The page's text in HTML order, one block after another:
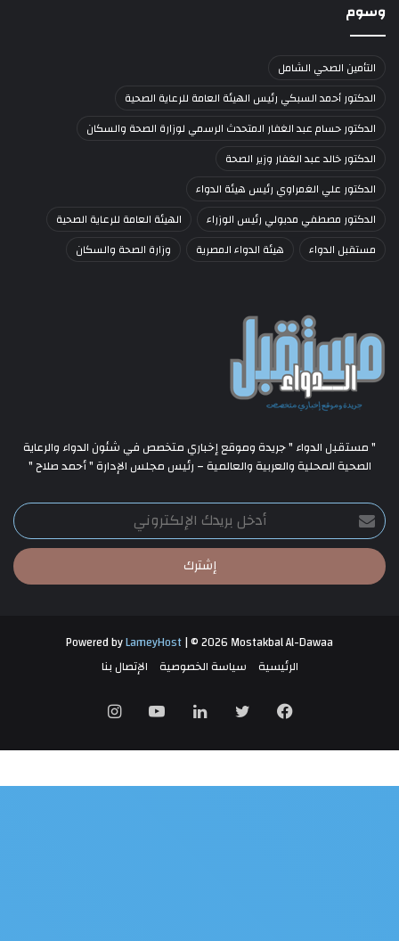
وسوم
التأمين الصحي الشامل
الدكتور أحمد السبكي رئيس الهيئة العامة للرعاية الصحية
الدكتور حسام عبد الغفار المتحدث الرسمي لوزارة الصحة والسكان
الدكتور خالد عبد الغفار وزير الصحة
الدكتور علي الغمراوي رئيس هيئة الدواء
الدكتور مصطفي مدبولي رئيس الوزراء
الهيئة العامة للرعاية الصحية
مستقبل الدواء
هيئة الدواء المصرية وزارة الصحة والسكان
" مستقبل الدواء " جريدة وموقع إخباري متخصص في شئون الدواء والرعاية
الصحية المحلية والعربية والعالمية – رئيس مجلس الإدارة " أحمد صلاح "
أدخل
بريدك
الإلكتروني
Powered byLameyHost| © 2026 Mostakbal Al-Dawaa
الرئيسية
سياسة الخصوصية الإتصال بنا
فيسبوك تويتر لينكدإنيوتيوبانستقرام